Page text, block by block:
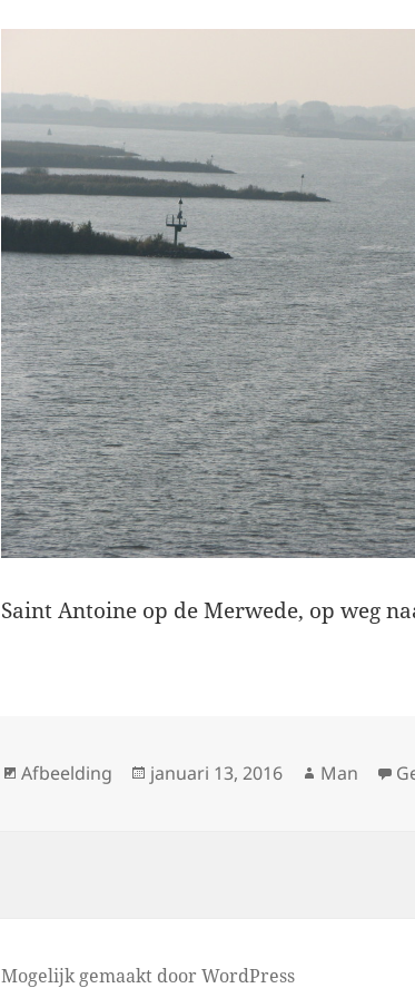
Saint Antoine op de Merwede, op weg
Format
Afbeelding
Geplaatst
januari 13, 2016 Auteur
Man
Mogelijk gemaakt door WordPress